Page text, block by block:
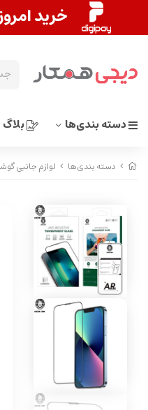
دسته بندی‌ها بلاگ
دسته بندی‌ها لوازم جانبی